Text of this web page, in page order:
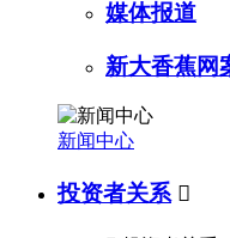
媒体报道
新大香蕉网
新闻中心
投资者关系 